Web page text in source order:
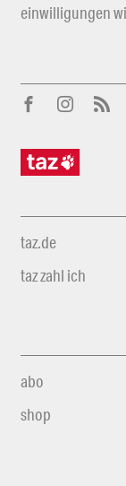
einwilligungen
taz.de
taz zahl ich
abo
shop